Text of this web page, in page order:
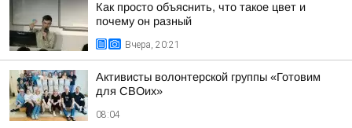
Как просто объяснить, что такое цвет и
почему он разный
Вчера, 20:21
Активисты волонтерской группы «Готовим
для СВОих»
08:04